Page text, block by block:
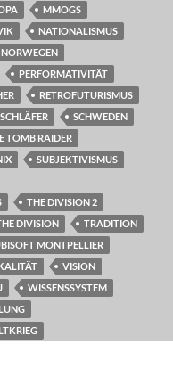
MMOGS
NATIONALISMUS
NORWEGEN
PERFORMATIVITÄT
RETROFUTURISMUS
SCHLÄFER
SCHWEDEN
TOMB RAIDER
SUBJEKTIVISMUS
THE DIVISION 2
DIVISION
TRADITION
MONTPELLIER
VISION
WISSENSSYSTEM